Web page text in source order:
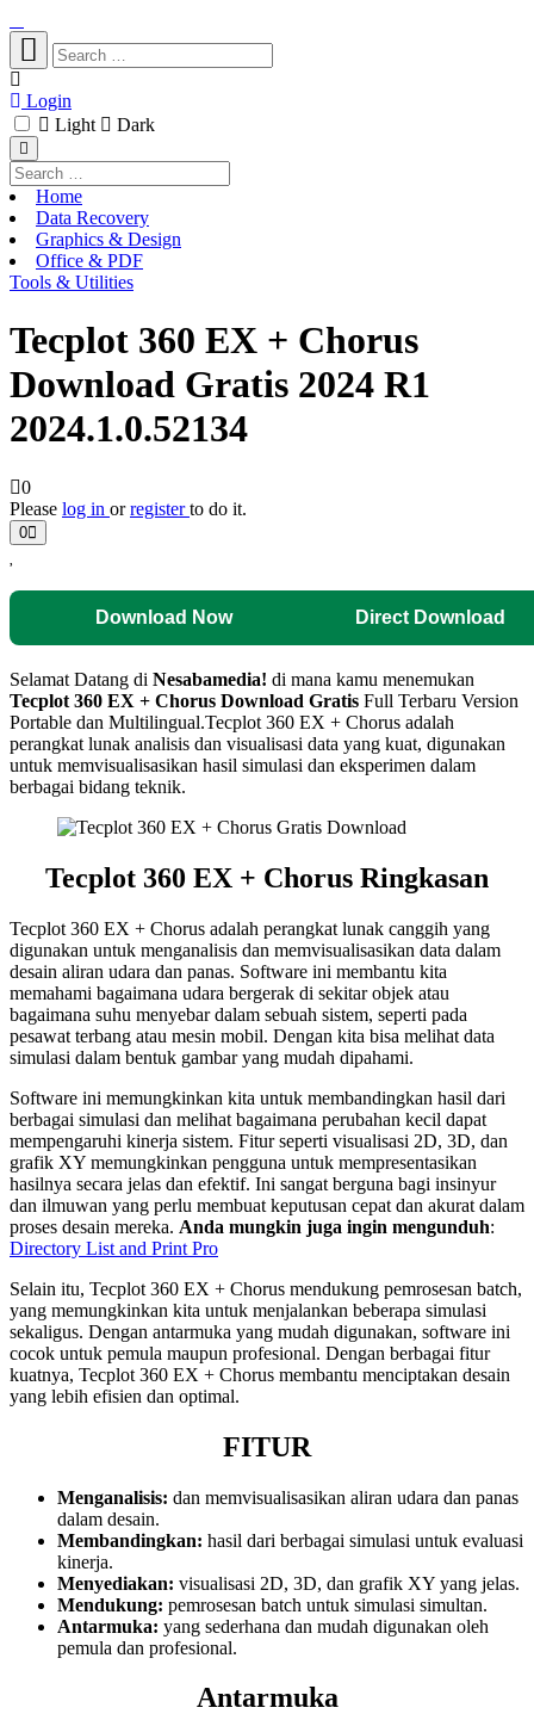
Login
Light
Dark
Home
Data Recovery
Graphics & Design
Office & PDF
Tools & Utilities
Tecplot 360 EX + Chorus
Download Gratis 2024 R1
2024.1.0.52134
0
Please log in orregisterto do it.
0
Download Now Direct Download
Selamat Datang di Nesabamedia! di mana kamu menemukan
Tecplot 360 EX + Chorus Download Gratis Full Terbaru Version
Portable dan Multilingual.Tecplot 360 EX + Chorus adalah
perangkat lunak analisis dan visualisasi data yang kuat, digunakan
untuk memvisualisasikan hasil simulasi dan eksperimen dalam
berbagai bidang teknik.
Tecplot 360 EX + Chorus Ringkasan
Tecplot 360 EX + Chorus adalah perangkat lunak canggih yang
digunakan untuk menganalisis dan memvisualisasikan data dalam
desain aliran udara dan panas. Software ini membantu kita
memahami bagaimana udara bergerak di sekitar objek atau
bagaimana suhu menyebar dalam sebuah sistem, seperti pada
pesawat terbang atau mesin mobil. Dengan kita bisa melihat data
simulasi dalam bentuk gambar yang mudah dipahami.
Software ini memungkinkan kita untuk membandingkan hasil dari
berbagai simulasi dan melihat bagaimana perubahan kecil dapat
mempengaruhi kinerja sistem. Fitur seperti visualisasi 2D, 3D, dan
grafik XY memungkinkan pengguna untuk mempresentasikan
hasilnya secara jelas dan efektif. Ini sangat berguna bagi insinyur
dan ilmuwan yang perlu membuat keputusan cepat dan akurat dalam
proses desain mereka. Anda mungkin juga ingin mengunduh:
Directory List and Print Pro
Selain itu, Tecplot 360 EX + Chorus mendukung pemrosesan batch,
yang memungkinkan kita untuk menjalankan beberapa simulasi
sekaligus. Dengan antarmuka yang mudah digunakan, software ini
cocok untuk pemula maupun profesional. Dengan berbagai fitur
kuatnya, Tecplot 360 EX + Chorus membantu menciptakan desain
yang lebih efisien dan optimal.
FITUR
Menganalisis: dan memvisualisasikan aliran udara dan panas
dalam desain.
Membandingkan: hasil dari berbagai simulasi untuk evaluasi
kinerja.
Menyediakan: visualisasi 2D, 3D, dan grafik XY yang jelas.
Mendukung: pemrosesan batch untuk simulasi simultan.
Antarmuka: yang sederhana dan mudah digunakan oleh
pemula dan profesional.
Antarmuka